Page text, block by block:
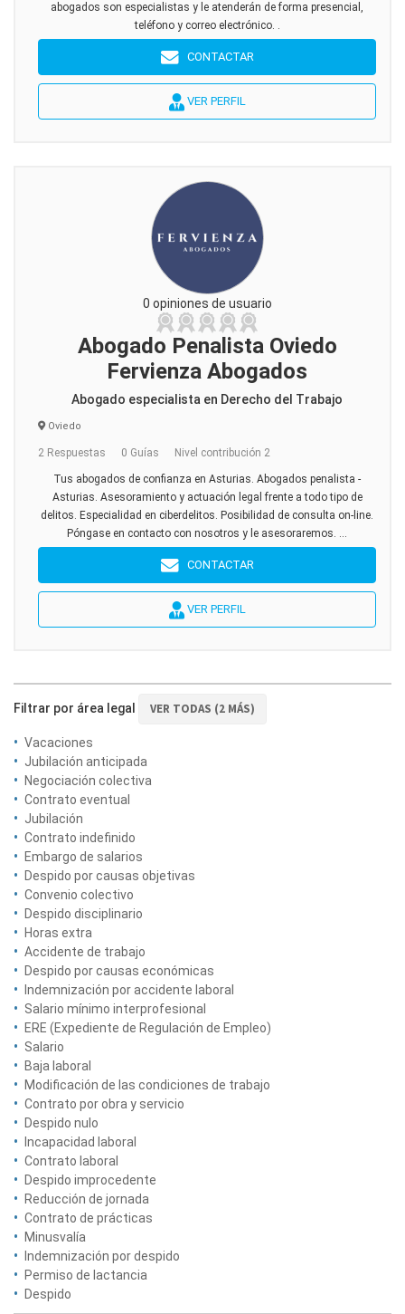
abogados son especialistas y le atenderán de forma presencial,
teléfono y correo electrónico. .
CONTACTAR
VER PERFIL
0 opiniones de usuario
Abogado Penalista Oviedo
Fervienza Abogados
Abogado especialista en Derecho del Trabajo
Oviedo
2 Respuestas 0 Guías Nivel contribución 2
Tus abogados de confianza en Asturias. Abogados penalista -
Asturias. Asesoramiento y actuación legal frente a todo tipo de
delitos. Especialidad en ciberdelitos. Posibilidad de consulta on-line.
Póngase en contacto con nosotros y le asesoraremos. ...
CONTACTAR
VER PERFIL
Filtrar por área legal VER TODAS (2 MÁS)
Vacaciones
Jubilación anticipada
Negociación colectiva
Contrato eventual
Jubilación
Contrato indefinido
Embargo de salarios
Despido por causas objetivas
Convenio colectivo
Despido disciplinario
Horas extra
Accidente de trabajo
Despido por causas económicas
Indemnización por accidente laboral
Salario mínimo interprofesional
ERE (Expediente de Regulación de Empleo)
Salario
Baja laboral
Modificación de las condiciones de trabajo
Contrato por obra y servicio
Despido nulo
Incapacidad laboral
Contrato laboral
Despido improcedente
Reducción de jornada
Contrato de prácticas
Minusvalía
Indemnización por despido
Permiso de lactancia
Despido